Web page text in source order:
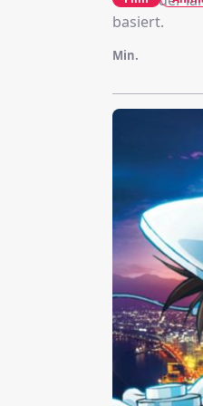
basiert.
Min.